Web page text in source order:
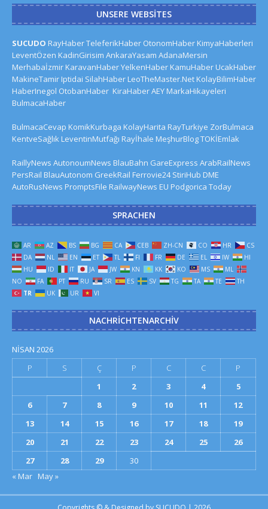
UNSERE WEBSITES
SUCUDO RayHaberTeleferikHaber OtonomHaber KimyaHaberleri
LeventÖzen KadinGirisim AnkaraYasam AdanaMersin
Merhabaİzmir KaravanHaberYelkenHaber KamuHaber UcakHaber
MakineTamir Iptidai SilahHaber LeoTheMaster.Net KolayBilimHaber
HaberInegol OtobanHaber KiraHaberAEY MarkaHikayeleri
BulmacaHaber
BulmacaCevap KomikKurbaga KolayHarita RayTurkiye ZorBulmaca
KentveSağlık LeventinMutfağı Rayİhale MeşhurBlogTOKİEmlak
RaillyNews AutonoumNews BlauBahn GareExpress ArabRailNews
PersRail BlauAutonom GreekRail Ferrovie24 StiriHub DME
AutoRusNews PromptsFile RailwayNews EU Podgorica Today
SPRACHEN
AR AZ BS BG CA CEB ZH-CN CO HR
CS
DA
NL EN ET TL FI FR DE EL IW
HI
HU
ID IT JA JW KN KK KO MS
ML
NO
FA PT RU SR ES SV TG TA TE
TH
TR
UK UR VI
NACHRICHTENARCHIV
NISAN 2026
P
S Ç P C C
P
1
2 3 4
5
6
7 8 9 10 11
12
13
14 15 16 17 18
19
20
21 22 23 24 25
26
27
28 29
30
« Mar May »